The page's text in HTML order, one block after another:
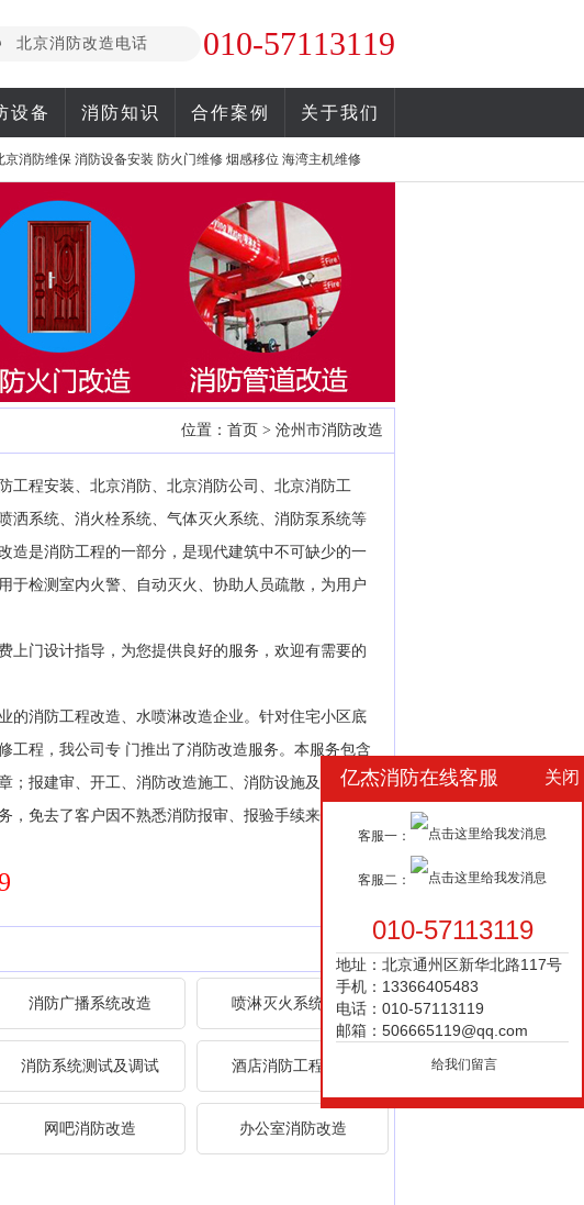
北京消防改造电话 010-57113119
设备 消防知识 合作案例 关于我们
京消防维保 消防设备安装 防火门维修 烟感移位 海湾主机维修
位置： 首页 > 沧州市消防改造
工程安装、北京消防、北京消防公司、北京消防工
洒系统、消火栓系统、气体灭火系统、消防泵系统等
造是消防工程的一部分，是现代建筑中不可缺少的一
于检测室内火警、自动灭火、协助人员疏散，为用户
上门设计指导，为您提供良好的服务，欢迎有需要的
的消防工程改造、水喷淋改造企业。针对住宅小区底
工程，我公司专 门推出了消防改造服务。本服务包含
；报建审、开工、消防改造施工、消防设施及电气防
免去了客户因不熟悉消防报审、报验手续来回奔波
消防广播系统改造 喷淋灭火系统改造
消防系统测试及调试 酒店消防工程改造
网吧消防改造 办公室消防改造
亿杰消防在线客服 关闭
客服一：
客服二：
010-57113119
地址：北京通州区新华北路117号
手机：13366405483
电话：010-57113119
邮箱：506665119@qq.com
给我们留言